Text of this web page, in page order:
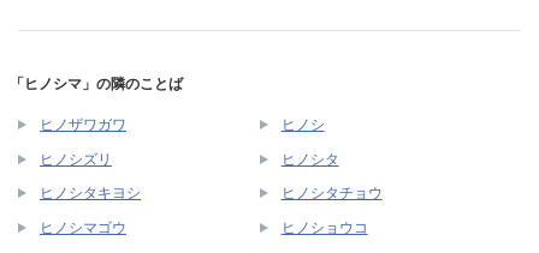
「ヒノシマ」の隣のことば
ヒノザワガワ ヒノシ
ヒノシズリ ヒノシタ
ヒノシタキヨシ ヒノシタチョウ
ヒノシマゴウ ヒノショウコ